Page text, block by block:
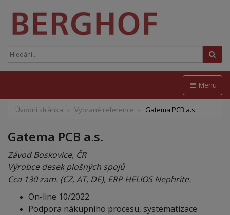
Menu
Úvodní stránka Vybrané reference Gatema PCB a.s.
Gatema PCB a.s.
Závod Boskovice, ČR
Výrobce desek plošných spojů
Cca 130zam. (CZ, AT, DE), ERP HELIOS Nephrite.
On-line 10/2022
Podpora nákupního procesu, systematizace